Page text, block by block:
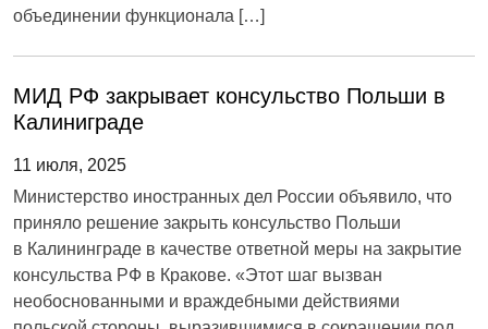
объединении функционала […]
МИД РФ закрывает консульство Польши в
Калиниграде
11 июля, 2025
Министерство иностранных дел России объявило, что
приняло решение закрыть консульство Польши
в Калининграде в качестве ответной меры на закрытие
консульства РФ в Кракове. «Этот шаг вызван
необоснованными и враждебными действиями